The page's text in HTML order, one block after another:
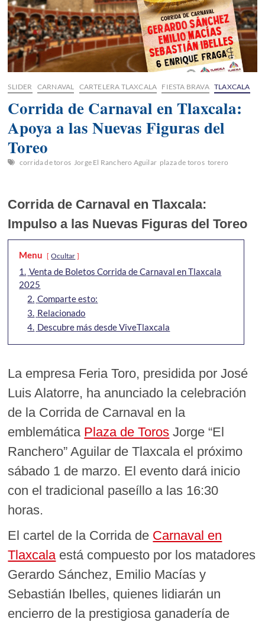
SLIDER CARNAVAL CARTELERA TLAXCALA FIESTA BRAVA TLAXCALA
Corrida de Carnaval en Tlaxcala:
Apoya a las Nuevas Figuras del
Toreo
corrida de toros Jorge El Ranchero Aguilar plaza de toros torero
Corrida de Carnaval en Tlaxcala:
Impulso a las Nuevas Figuras del Toreo
Menu Ocultar
1. Venta de Boletos Corrida de Carnaval en Tlaxcala
2025
2. Comparte esto:
3. Relacionado
4. Descubre más desde ViveTlaxcala
La empresa Feria Toro, presidida por José
Luis Alatorre, ha anunciado la celebración
de la Corrida de Carnaval en la
emblemática Plaza de Toros Jorge “El
Ranchero” Aguilar de Tlaxcala el próximo
sábado 1 de marzo. El evento dará inicio
con el tradicional paseíllo a las 16:30
horas.
El cartel de la Corrida de Carnaval en
Tlaxcalaestá compuesto por los matadores
Gerardo Sánchez, Emilio Macías y
Sebastián Ibelles, quienes lidiarán un
encierro de la prestigiosa ganadería de